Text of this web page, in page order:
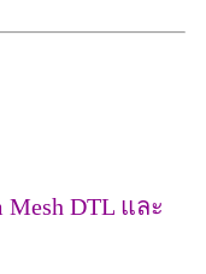
DTL และ